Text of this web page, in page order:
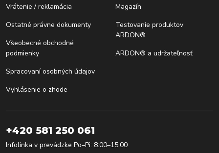
Vrátenie / reklamácia
Ostatné právne dokumenty
Všeobecné obchodné
podmienky
Spracovaní osobných údajov
Vyhlásenie o zhode
Magazín
Testovanie produktov
ARDON®
ARDON® a udržateľnosť
+420 581 250 061
Infolinka v prevádzke Po–Pi: 8:00–15:00